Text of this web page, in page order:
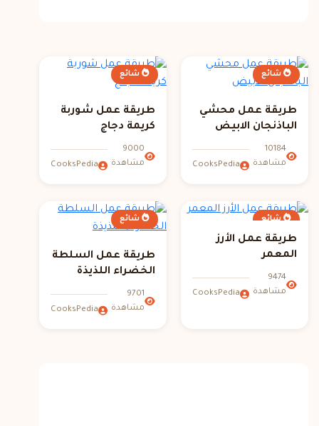
شائع
طريقة عمل محشي
الباذنجان الابيض
10184
مشاهدة
CooksPedia
شائع
طريقة عمل شوربة
كريمة دجاج
9000
مشاهدة
CooksPedia
شائع
طريقة عمل الأرز
المعمر
9474
مشاهدة
CooksPedia
شائع
طريقة عمل السلطة
الخضراء اللذيذة
9701
مشاهدة
CooksPedia